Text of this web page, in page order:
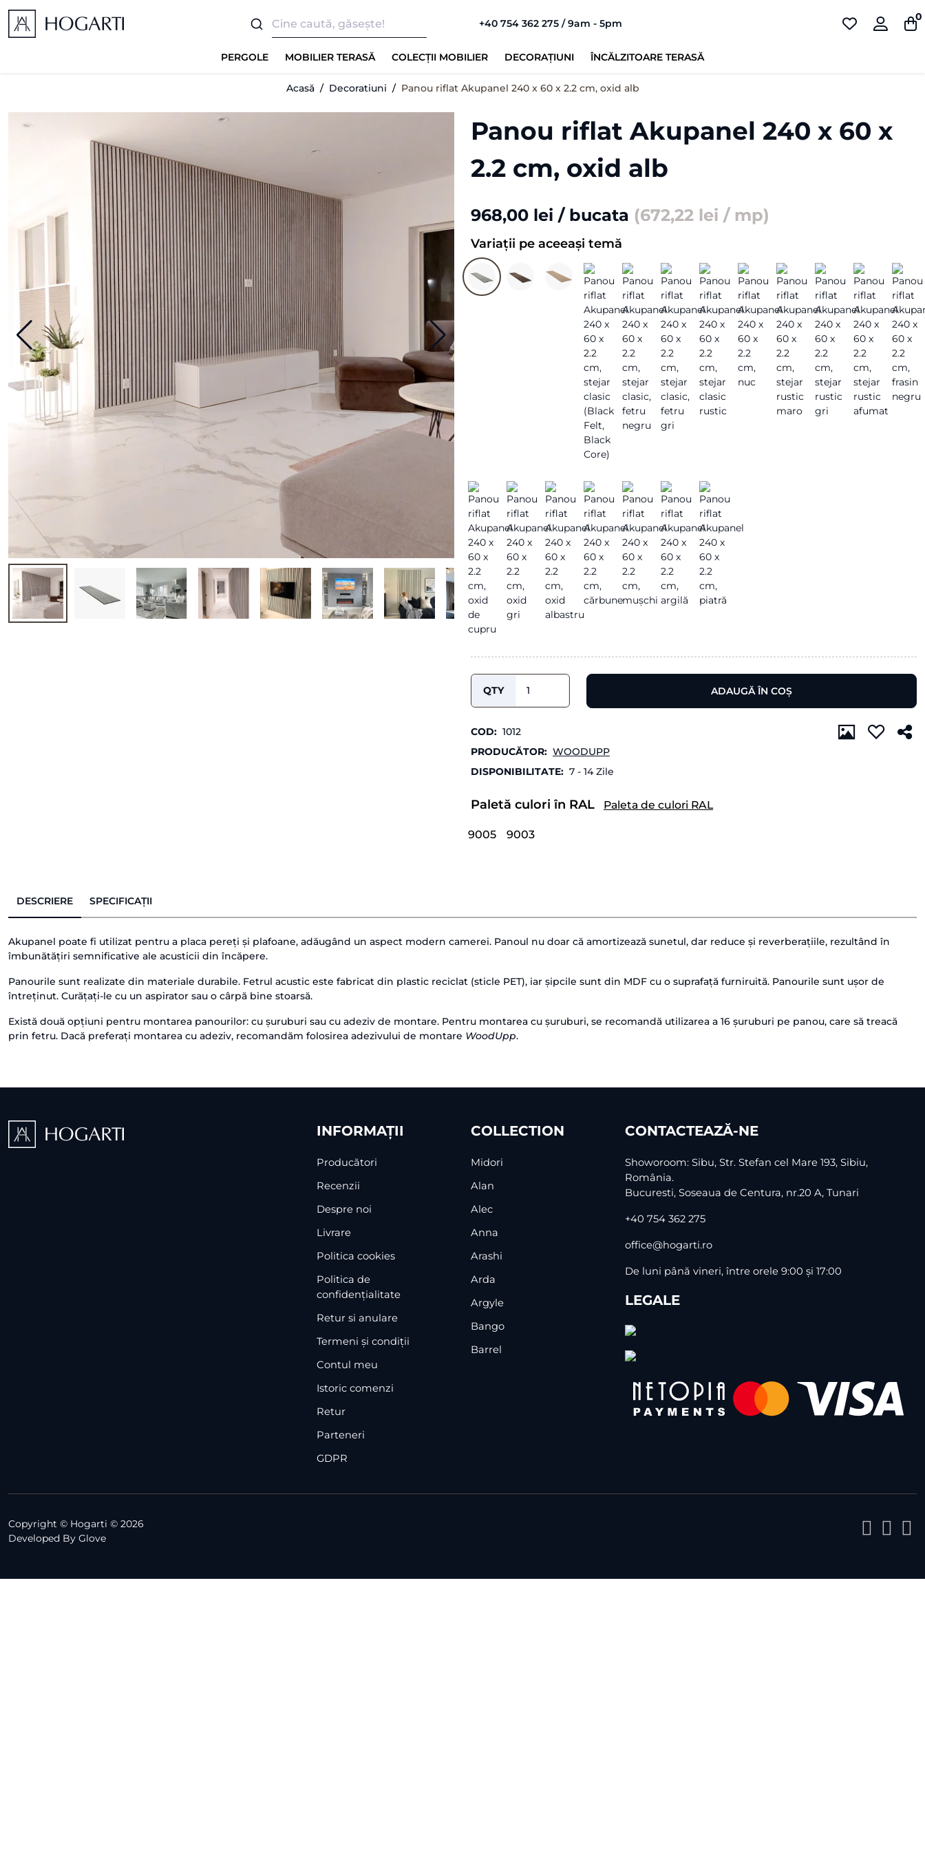
+40 754 362 275 / 9am - 5pm
0
PERGOLE MOBILIER TERASĂ COLECȚII MOBILIER DECORAȚIUNI ÎNCĂLZITOARE TERASĂ
Acasă Decoratiuni Panou riflat Akupanel 240 x 60 x 2.2 cm, oxid alb
Panou riflat Akupanel 240 x 60 x
2.2 cm, oxid alb
968,00 lei / bucata (672,22 lei / mp)
Variații pe aceeași temă
QTY ADAUGĂ ÎN COȘ
COD: 1012
PRODUCĂTOR: WOODUPP
DISPONIBILITATE: 7 - 14 Zile
Paletă culori în RAL Paleta de culori RAL
9005 9003
DESCRIERE SPECIFICAȚII
Akupanel poate fi utilizat pentru a placa pereți și plafoane, adăugând un aspect modern camerei. Panoul nu doar că amortizează sunetul, dar reduce și reverberațiile, rezultând în
îmbunătățiri semnificative ale acusticii din încăpere.
Panourile sunt realizate din materiale durabile. Fetrul acustic este fabricat din plastic reciclat (sticle PET), iar șipcile sunt din MDF cu o suprafață furniruită. Panourile sunt ușor de
întreținut. Curățați-le cu un aspirator sau o cârpă bine stoarsă.
Există două opțiuni pentru montarea panourilor: cu șuruburi sau cu adeziv de montare. Pentru montarea cu șuruburi, se recomandă utilizarea a 16 șuruburi pe panou, care să treacă
prin fetru. Dacă preferați montarea cu adeziv, recomandăm folosirea adezivului de montare WoodUpp.
INFORMAȚII
Producători
Recenzii
Despre noi
Livrare
Politica cookies
Politica de
confidențialitate
Retur si anulare
Termeni și condiții
Contul meu
Istoric comenzi
Retur
Parteneri
GDPR
COLLECTION
Midori
Alan
Alec
Anna
Arashi
Arda
Argyle
Bango
Barrel
CONTACTEAZĂ-NE
Showoroom: Sibu, Str. Stefan cel Mare 193, Sibiu,
România.
Bucuresti, Soseaua de Centura, nr.20 A, Tunari
+40 754 362 275
office@hogarti.ro
De luni până vineri, între orele 9:00 și 17:00
LEGALE
Copyright © Hogarti © 2026
Developed By Glove